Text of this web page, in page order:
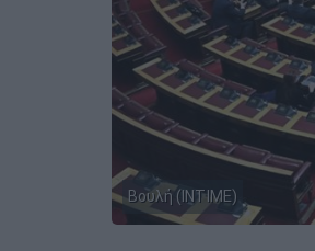
Βουλή (INTIME)